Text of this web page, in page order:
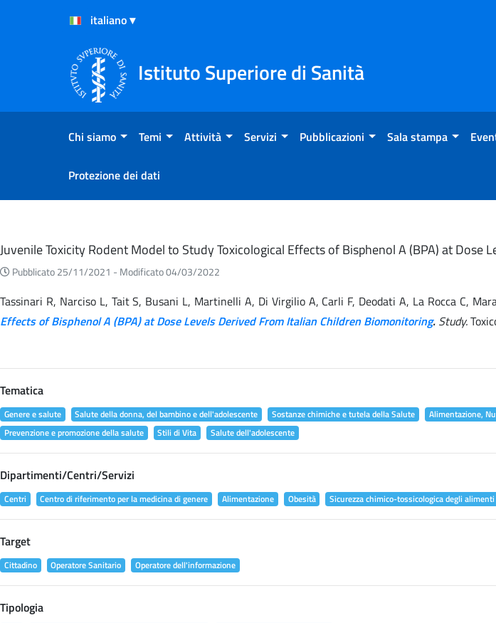
Salta al Contenuto
Salta al Footer
Istituto Superiore di Sanità
Chi siamo Temi Attività Servizi Pubblicazioni Sala stampa
Protezione dei dati
Eventi
Juvenile Toxicity Rodent Model to Study Toxicological Effects of Bisphenol A (BPA) at
Pubblicato 25/11/2021 - Modificato 04/03/2022
Tassinari R, Narciso L, Tait S, Busani L, Martinelli A, Di Virgilio A, Carli F, Deodati A, La Rocca C,
Effects of Bisphenol A (BPA) at Dose Levels Derived From Italian Children Biomonitoring. Study.
Tematica
Genere e salute Salute della donna, del bambino e dell'adolescente Sostanze chimiche e tutela della Salute Alimentazione,
Prevenzione e promozione della salute
Stili di Vita Salute dell'adolescente
Dipartimenti/Centri/Servizi
Centri Centro di riferimento per la medicina di genere Alimentazione Obesità Sicurezza chimico-tossicologica degli alimenti
Target
Cittadino Operatore Sanitario Operatore dell'informazione
Tipologia